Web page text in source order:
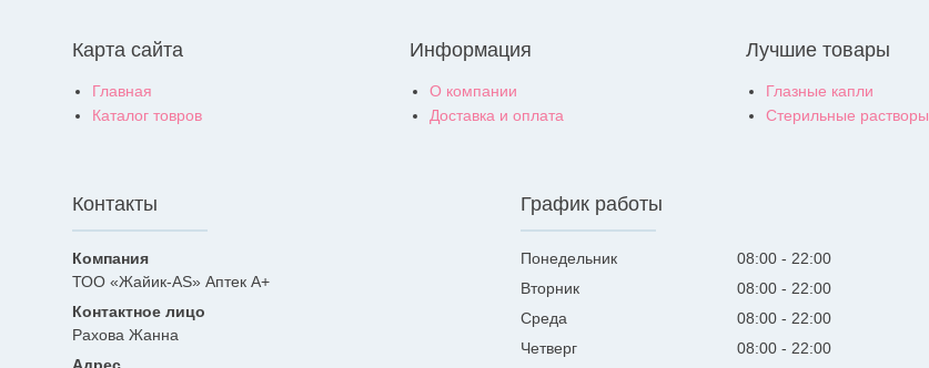
Карта сайта
Главная
Каталог товров
Информация
О компании
Доставка и оплата
Лучшие товары
Глазные капли
Стерильные растворы
Контакты
ТОО «Жайик-AS» Аптек А+
Рахова Жанна
График работы
Понедельник 08:00
22:00
Вторник
08:00
22:00
Среда
08:00
22:00
Четверг
08:00
22:00